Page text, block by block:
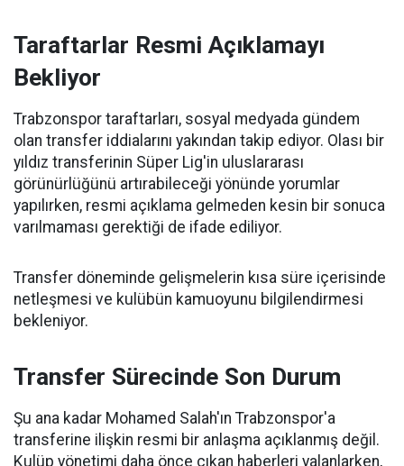
Taraftarlar Resmi Açıklamayı
Bekliyor
Trabzonspor taraftarları, sosyal medyada gündem
olan transfer iddialarını yakından takip ediyor. Olası bir
yıldız transferinin Süper Lig'in uluslararası
görünürlüğünü artırabileceği yönünde yorumlar
yapılırken, resmi açıklama gelmeden kesin bir sonuca
varılmaması gerektiği de ifade ediliyor.
Transfer döneminde gelişmelerin kısa süre içerisinde
netleşmesi ve kulübün kamuoyunu bilgilendirmesi
bekleniyor.
Transfer Sürecinde Son Durum
Şu ana kadar Mohamed Salah'ın Trabzonspor'a
transferine ilişkin resmi bir anlaşma açıklanmış değil.
Kulüp yönetimi daha önce çıkan haberleri yalanlarken,